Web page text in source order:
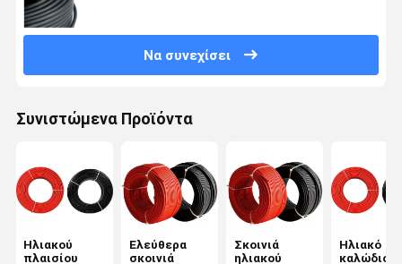
Να συνεχίσει
Συνιστώμενα Προϊόντα
Ηλιακού
πλαισίου
Ελεύθερα
σκοινιά
Σκοινιά
ηλιακού
Ηλιακό
καλώδιο